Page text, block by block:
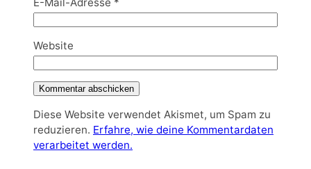
Website
Diese Website verwendet Akismet, um Spam zu
reduzieren. Erfahre, wie deine Kommentardaten
verarbeitet werden.